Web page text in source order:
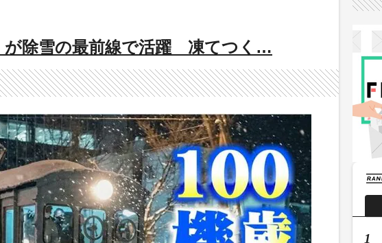
が除雪の最前線で活躍 凍てつく…